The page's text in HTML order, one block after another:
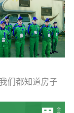
死人体冠状病
杀菌率
对于传统消毒
...
们都知道房子